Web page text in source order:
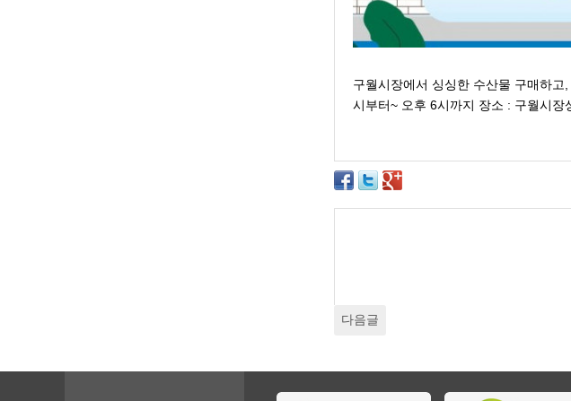
구월시장에서 싱싱한 수산물 구매하
시부터~ 오후 6시까지 장소 : 구월시
다음글